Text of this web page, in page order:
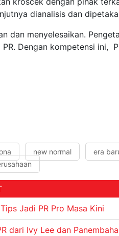
dianalisis dan
dan menyelesaikan.
Dengan kompetensi ini,
new normal era
Jadi PR Pro Masa Kini
dari Ivy Lee dan